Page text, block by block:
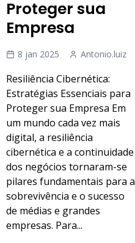
Proteger sua
Empresa
8 jan 2025 Antonio.luiz
Resiliência Cibernética:
Estratégias Essenciais para
Proteger sua Empresa Em
um mundo cada vez mais
digital, a resiliência
cibernética e a continuidade
dos negócios tornaram-se
pilares fundamentais para a
sobrevivência e o sucesso
de médias e grandes
empresas. Para...